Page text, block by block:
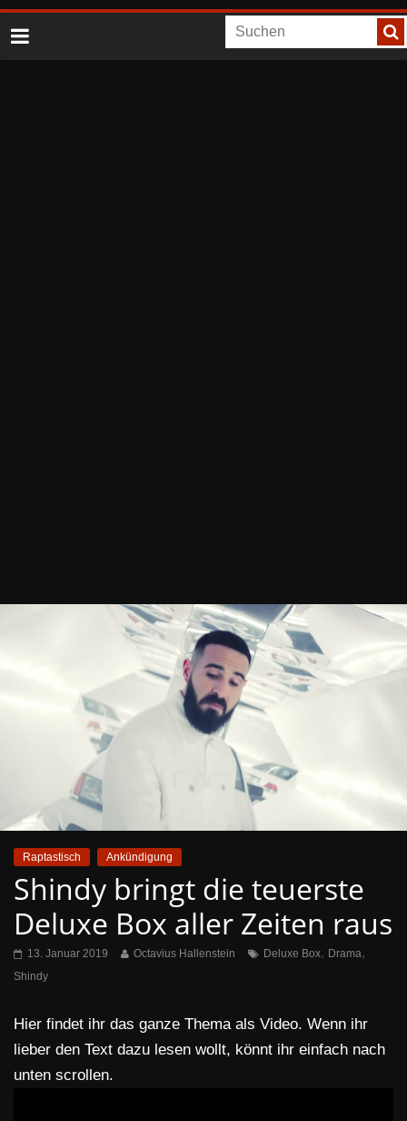
Raptastisch Ankündigung
Shindy bringt die teuerste
Deluxe Box aller Zeiten raus
13. Januar 2019 Octavius Hallenstein Deluxe Box, Drama,
Shindy
Hier findet ihr das ganze Thema als Video. Wenn ihr
lieber den Text dazu lesen wollt, könnt ihr einfach nach
unten scrollen.